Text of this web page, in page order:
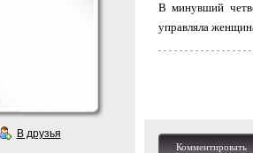
В друзья
В минувший
управляла
Комментировать